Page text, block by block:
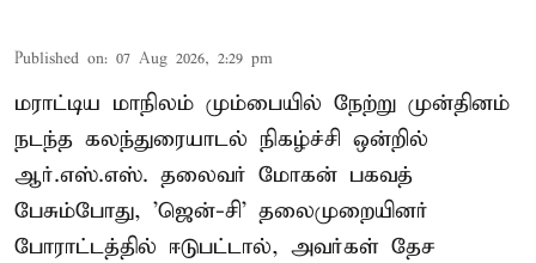
Published on: 07 Aug 2026, 2:29 pm
மராட்டிய மாநிலம் மும்பையில் நேற்று முன்தினம்
நடந்த கலந்துரையாடல் நிகழ்ச்சி ஒன்றில்
ஆர்.எஸ்.எஸ். தலைவர் மோகன் பகவத்
பேசும்போது, 'ஜென்-சி' தலைமுறையினர்
போராட்டத்தில் ஈடுபட்டால், அவர்கள் தேச